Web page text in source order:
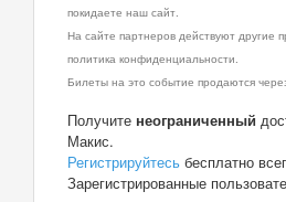
покидаете наш сайт.
На сайте партнеров действуют другие
политика конфиденциальности.
Билеты на это событие продаются
Получите неограниченный
Макис.
Регистрируйтесь бесплатно
Зарегистрированные